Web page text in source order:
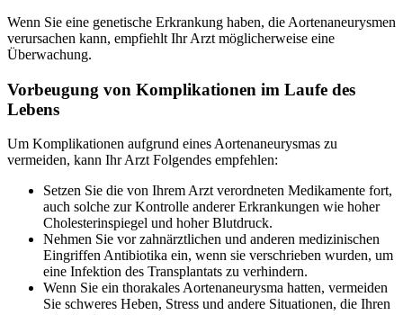
Wenn Sie eine genetische Erkrankung haben, die Aortenaneurysmen
verursachen kann, empfiehlt Ihr Arzt möglicherweise eine
Überwachung.
Vorbeugung von Komplikationen im Laufe des
Lebens
Um Komplikationen aufgrund eines Aortenaneurysmas zu
vermeiden, kann Ihr Arzt Folgendes empfehlen:
Setzen Sie die von Ihrem Arzt verordneten Medikamente fort,
auch solche zur Kontrolle anderer Erkrankungen wie hoher
Cholesterinspiegel und hoher Blutdruck.
Nehmen Sie vor zahnärztlichen und anderen medizinischen
Eingriffen Antibiotika ein, wenn sie verschrieben wurden, um
eine Infektion des Transplantats zu verhindern.
Wenn Sie ein thorakales Aortenaneurysma hatten, vermeiden
Sie schweres Heben, Stress und andere Situationen, die Ihren